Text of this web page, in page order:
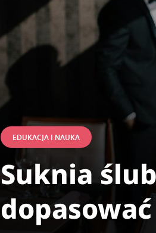
EDUKACJA I NAUKA
Suknia